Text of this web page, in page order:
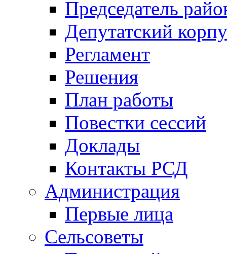
Председатель
Депутатский
Регламент
Решения
План работы
Повестки сессий
Доклады
Контакты РСД
Администрация
Первые лица
Сельсоветы